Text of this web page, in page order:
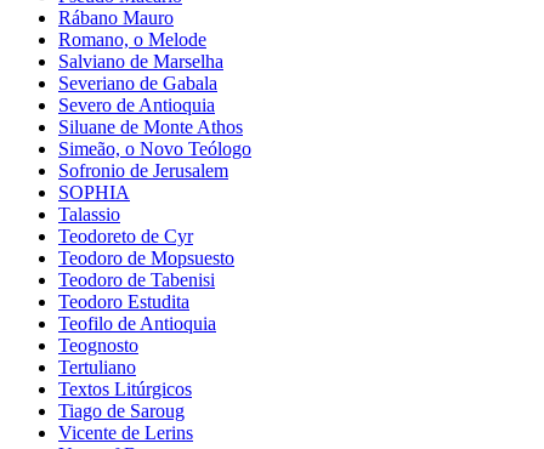
Rábano Mauro
Romano, o Melode
Salviano de Marselha
Severiano de Gabala
Severo de Antioquia
Siluane de Monte Athos
Simeão, o Novo Teólogo
Sofronio de Jerusalem
SOPHIA
Talassio
Teodoreto de Cyr
Teodoro de Mopsuesto
Teodoro de Tabenisi
Teodoro Estudita
Teofilo de Antioquia
Teognosto
Tertuliano
Textos Litúrgicos
Tiago de Saroug
Vicente de Lerins